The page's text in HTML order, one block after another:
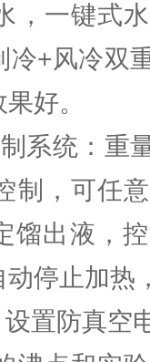
，一键式
冷+风冷双
好。
系统：重
制，可任
馏出液，
停止加热
置防真空